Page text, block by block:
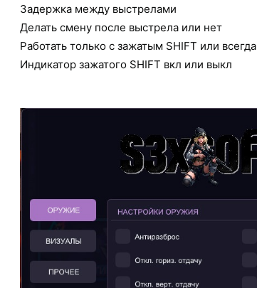
Задержка между выстрелами
Делать смену после выстрела или нет
Работать только с зажатым SHIFT или всегда
Индикатор зажатого SHIFT вкл или выкл